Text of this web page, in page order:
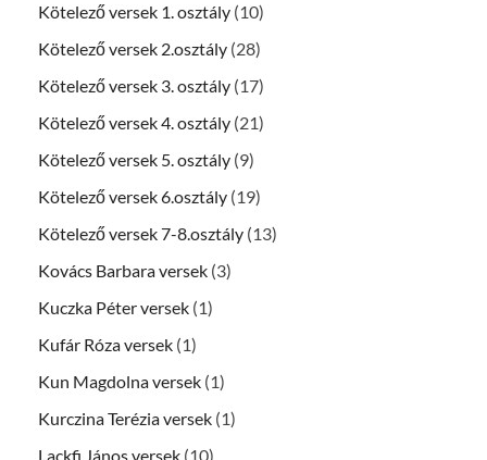
Kötelező versek 1. osztály (10)
Kötelező versek 2.osztály (28)
Kötelező versek 3. osztály (17)
Kötelező versek 4. osztály (21)
Kötelező versek 5. osztály (9)
Kötelező versek 6.osztály (19)
Kötelező versek 7-8.osztály (13)
Kovács Barbara versek (3)
Kuczka Péter versek (1)
Kufár Róza versek (1)
Kun Magdolna versek (1)
Kurczina Terézia versek (1)
Lackfi János versek (10)